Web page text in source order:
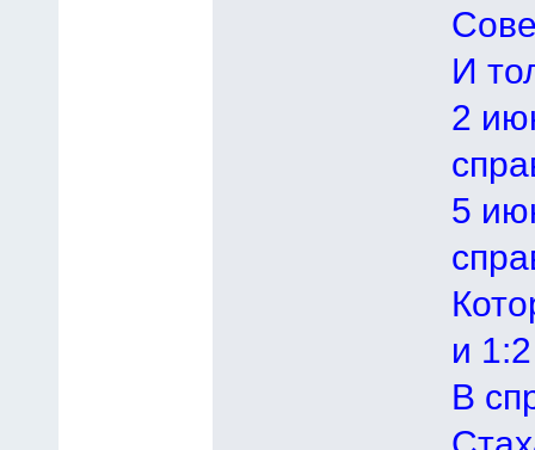
И
2
5
и 1:2
В